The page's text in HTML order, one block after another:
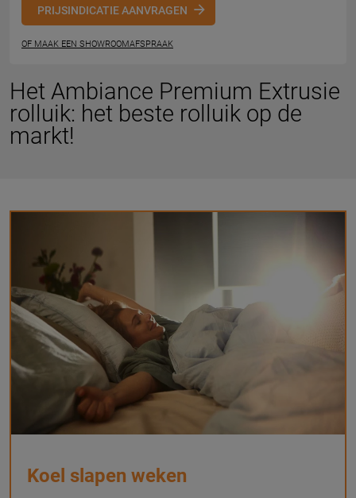
PRIJSINDICATIE AANVRAGEN
OF MAAK EEN SHOWROOMAFSPRAAK
Het Ambiance Premium Extrusie
rolluik: het beste rolluik op de
markt!
Koel slapen weken